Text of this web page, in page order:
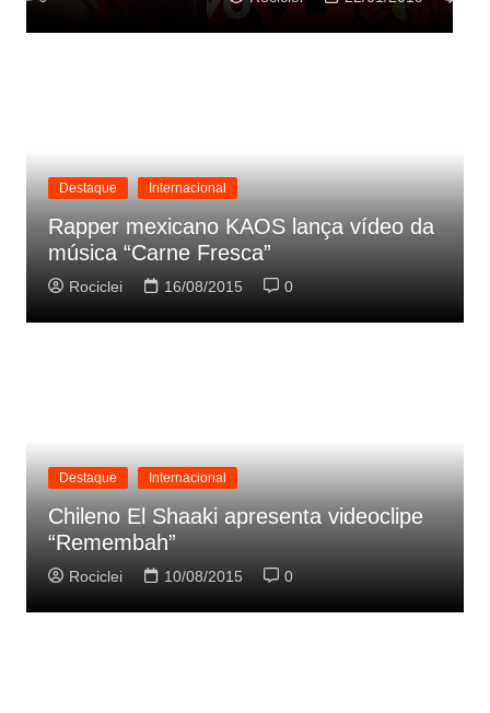
Destaque Internacional
Rapper mexicano KAOS lança vídeo da
música “Carne Fresca”
Rociclei 16/08/2015 0
Destaque Internacional
Chileno El Shaaki apresenta videoclipe
“Remembah”
Rociclei 10/08/2015 0